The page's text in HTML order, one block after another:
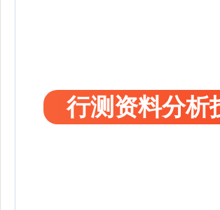
行测资料分析